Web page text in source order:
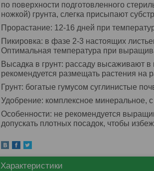
по поверхности подготовленного
ножкой) грунта, слегка присыпают
Прорастание: 12-16 дней при
Пикировка: в фазе 2-3 настоящих
Оптимальная температура при
Высадка в грунт: рассаду высаживают
рекомендуется размещать растения на
Грунт: богатые гумусом суглинистые
Удобрение: комплексное минеральное,
Особенности: не рекомендуется
допускать плотных посадок, чтобы
Характеристики